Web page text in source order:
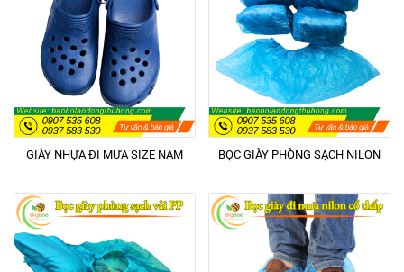
GIÀY NHỰA ĐI MƯA SIZE NAM BỌC GIÀY PHÒNG SẠCH NILON